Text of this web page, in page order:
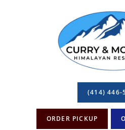
(414) 446-
ORDER PICKUP